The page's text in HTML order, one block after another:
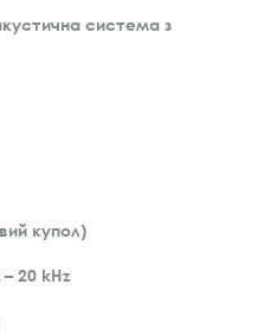
система з
купол)
– 20 kHz